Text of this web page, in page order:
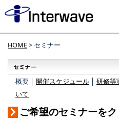
HOME> セミナー
概要 │ 開催スケジュール 研修等
いて
ご希望のセミナーを